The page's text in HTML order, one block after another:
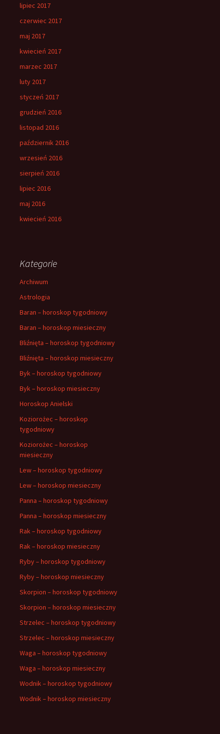
lipiec 2017
czerwiec 2017
maj 2017
kwiecień 2017
marzec 2017
luty 2017
styczeń 2017
grudzień 2016
listopad 2016
październik 2016
wrzesień 2016
sierpień 2016
lipiec 2016
maj 2016
kwiecień 2016
Kategorie
Archiwum
Astrologia
Baran – horoskop tygodniowy
Baran – horoskop miesieczny
Bliźnięta – horoskop tygodniowy
Bliźnięta – horoskop miesieczny
Byk – horoskop tygodniowy
Byk – horoskop miesieczny
Horoskop Anielski
Koziorożec – horoskop
tygodniowy
Koziorożec – horoskop
miesieczny
Lew – horoskop tygodniowy
Lew – horoskop miesieczny
Panna – horoskop tygodniowy
Panna – horoskop miesieczny
Rak – horoskop tygodniowy
Rak – horoskop miesieczny
Ryby – horoskop tygodniowy
Ryby – horoskop miesieczny
Skorpion – horoskop tygodniowy
Skorpion – horoskop miesieczny
Strzelec – horoskop tygodniowy
Strzelec – horoskop miesieczny
Waga – horoskop tygodniowy
Waga – horoskop miesieczny
Wodnik – horoskop tygodniowy
Wodnik – horoskop miesieczny